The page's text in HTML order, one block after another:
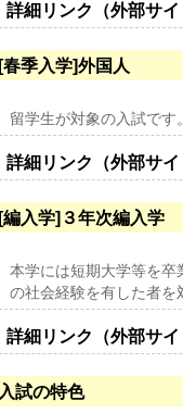
詳細リンク（外部サイ
[春季入学]外国人
留学生が対象の入試です
詳細リンク（外部サイ
[編入学]３年次編入学
本学には短期大学等を卒
の社会経験を有した者を
詳細リンク（外部サイ
入試の特色